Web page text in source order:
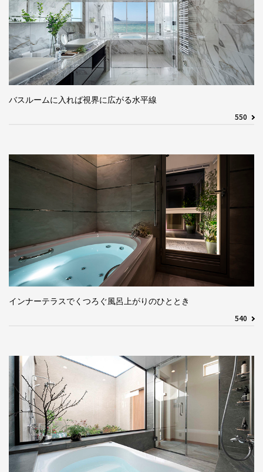
バスルームに入れば視界に広がる水平線
550
インナーテラスでくつろぐ風呂上がりのひととき
540